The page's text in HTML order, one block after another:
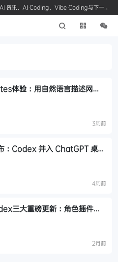
资讯、AI Coding、Vibe Coding与下一代
体验：用自然语言描述网
3周前
：Codex 并入 ChatGPT 桌面
4周前
三大重磅更新：角色插件、
2月前